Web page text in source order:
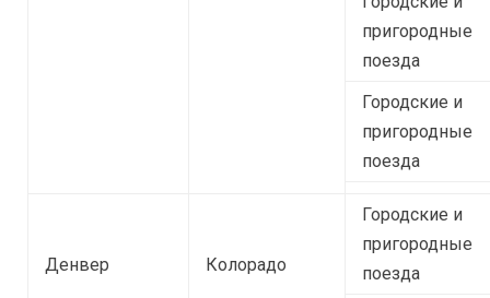
пригородные
поезда
Городские и
пригородные
поезда
Денвер Колорадо
Городские и
пригородные
поезда